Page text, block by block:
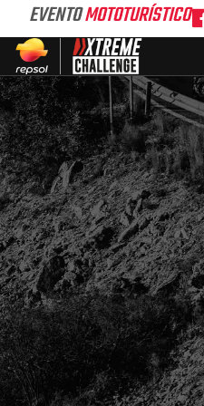
EVENTOMOTOTURÍSTICO
REAL